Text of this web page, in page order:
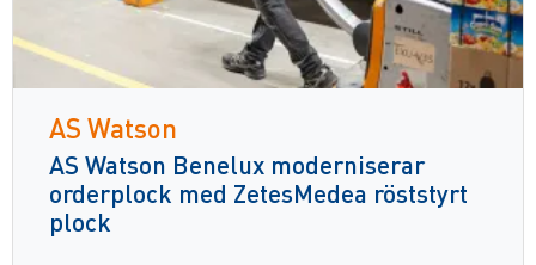
AS Watson
AS Watson Benelux moderniserar
orderplock med ZetesMedea röststyrt
plock